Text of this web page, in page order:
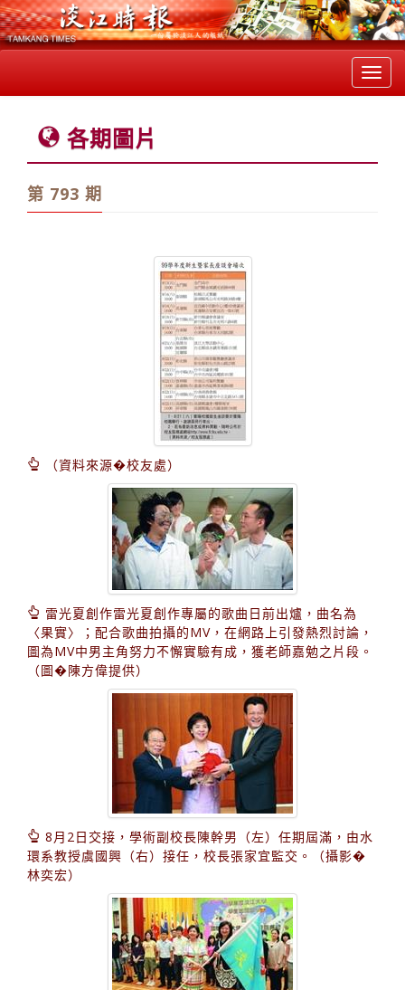
各期圖片
第 793 期
（資料來源�校友處）
雷光夏創作雷光夏創作專屬的歌曲日前出爐，曲名為
〈果實〉；配合歌曲拍攝的MV，在網路上引發熱烈討論，
圖為MV中男主角努力不懈實驗有成，獲老師嘉勉之片段。
（圖�陳方偉提供）
8月2日交接，學術副校長陳幹男（左）任期屆滿，由水
環系教授虞國興（右）接任，校長張家宜監交。（攝影�
林奕宏）